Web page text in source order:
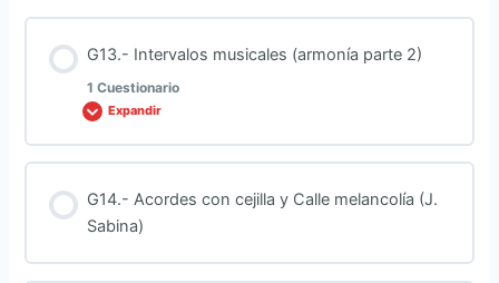
G13.- Intervalos musicales (armonía parte 2)
1 Cuestionario
Expandir
G14.- Acordes con cejilla y Calle melancolía (J.
Sabina)